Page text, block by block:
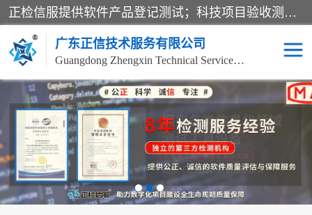
正检信服提供软件产品登记测试；科技项目验收测试；产品确认测试；功能测试；性能测试；安全测试；代码审计测试；漏洞扫描测试；渗透测试；风险评估测试；信息安全等级保护测评；双软认定；实验室建设质量体系建设；软件着作权、软件评测等服务。
广东正信技术服务有限公司
Guangdong Zhengxin Technical Service Co., Ltd
电子政务验收测评 数字信息化验收测评
应用软件系统测试 信息系统漏洞扫描
科技成果鉴定测试 软件产品登记测试